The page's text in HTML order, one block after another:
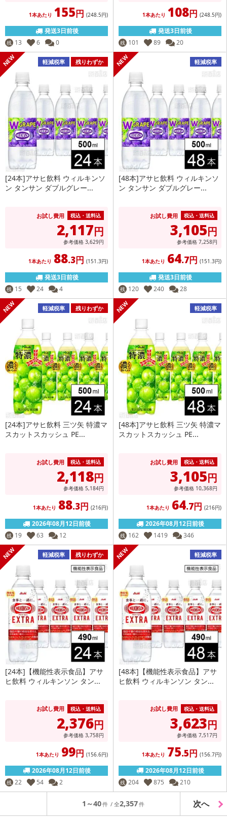
1本あたり 155円 (248.5円)
発送3日前後
残 13 6 0
1本あたり 108円 (248.5円)
発送3日前後
残 101 89 20
軽減税率 残りわずか
[24本]アサヒ飲料 ウィルキンソ
ン タンサン ダブルグレー...
お試し費用 税込・送料込
2,117円
参考価格 3,629円
1本あたり 88.3円 (151.3円)
発送3日前後
残 15 24 4
軽減税率
[48本]アサヒ飲料 ウィルキンソ
ン タンサン ダブルグレー...
お試し費用 税込・送料込
3,105円
参考価格 7,258円
1本あたり 64.7円 (151.3円)
発送3日前後
残 120 240 28
軽減税率 残りわずか
[24本]アサヒ飲料 三ツ矢 特濃マ
スカットスカッシュ PE...
お試し費用 税込・送料込
2,118円
参考価格 5,184円
1本あたり 88.3円 (216円)
2026年08月12日前後
残 19 63 12
軽減税率
[48本]アサヒ飲料 三ツ矢 特濃マ
スカットスカッシュ PE...
お試し費用 税込・送料込
3,105円
参考価格 10,368円
1本あたり 64.7円 (216円)
2026年08月12日前後
残 162 1419 346
軽減税率 残りわずか
[24本]【機能性表示食品】アサ
ヒ飲料 ウィルキンソン タン...
お試し費用 税込・送料込
2,376円
参考価格 3,758円
1本あたり 99円 (156.6円)
2026年08月12日前後
残 22 54 2
軽減税率
[48本]【機能性表示食品】アサ
ヒ飲料 ウィルキンソン タン...
お試し費用 税込・送料込
3,623円
参考価格 7,517円
1本あたり 75.5円 (156.7円)
2026年08月12日前後
残 204 875 210
1～40 2,357 次へ